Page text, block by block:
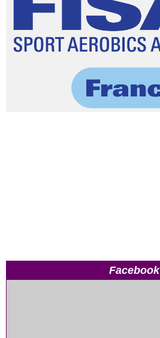
Facebook